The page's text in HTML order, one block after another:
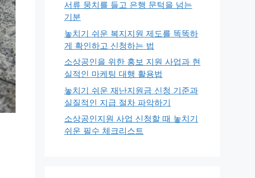
서류 뭉치를 들고 은행 문턱을 넘는
기분
놓치기 쉬운 복지지원 제도를 똑똑하
게 확인하고 신청하는 법
소상공인을 위한 홍보 지원 사업과 현
실적인 마케팅 대행 활용법
놓치기 쉬운 재난지원금 신청 기준과
실질적인 지급 절차 파악하기
소상공인지원 사업 신청할 때 놓치기
쉬운 필수 체크리스트